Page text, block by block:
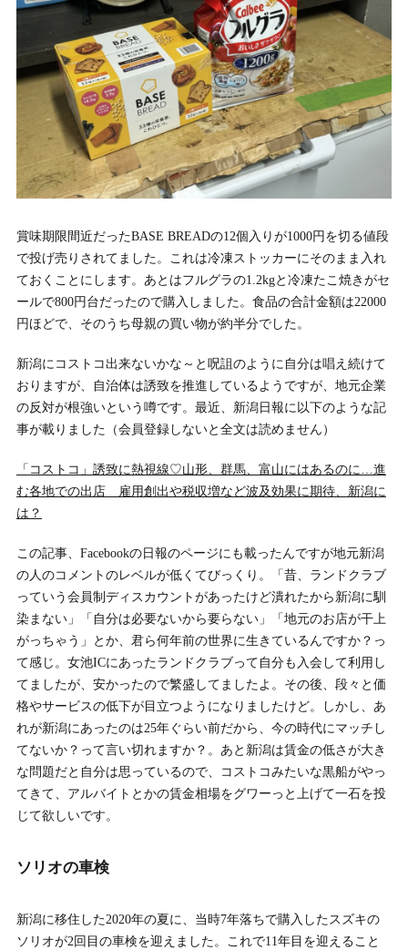
賞味期限間近だったBASE BREADの12個入りが1000円を切る値段
で投げ売りされてました。これは冷凍ストッカーにそのまま入れ
ておくことにします。あとはフルグラの1.2kgと冷凍たこ焼きがセ
ールで800円台だったので購入しました。食品の合計金額は22000
円ほどで、そのうち母親の買い物が約半分でした。
新潟にコストコ出来ないかな～と呪詛のように自分は唱え続けて
おりますが、自治体は誘致を推進しているようですが、地元企業
の反対が根強いという噂です。最近、新潟日報に以下のような記
事が載りました（会員登録しないと全文は読めません）
「コストコ」誘致に熱視線♡山形、群馬、富山にはあるのに…進
む各地での出店 雇用創出や税収増など波及効果に期待、新潟に
は？
この記事、Facebookの日報のページにも載ったんですが地元新潟
の人のコメントのレベルが低くてびっくり。「昔、ランドクラブ
っていう会員制ディスカウントがあったけど潰れたから新潟に馴
染まない」「自分は必要ないから要らない」「地元のお店が干上
がっちゃう」とか、君ら何年前の世界に生きているんですか？っ
て感じ。女池ICにあったランドクラブって自分も入会して利用し
てましたが、安かったので繁盛してましたよ。その後、段々と価
格やサービスの低下が目立つようになりましたけど。しかし、あ
れが新潟にあったのは25年ぐらい前だから、今の時代にマッチし
てないか？って言い切れますか？。あと新潟は賃金の低さが大き
な問題だと自分は思っているので、コストコみたいな黒船がやっ
てきて、アルバイトとかの賃金相場をグワーっと上げて一石を投
じて欲しいです。
ソリオの車検
新潟に移住した2020年の夏に、当時7年落ちで購入したスズキの
ソリオが2回目の車検を迎えました。これで11年目を迎えること